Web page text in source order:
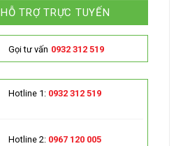
HỖ TRỢ TRỰC TUYẾN
Gọi tư vấn 0932 312 519
Hotline 1: 0932 312 519
Hotline 2: 0967 120 005